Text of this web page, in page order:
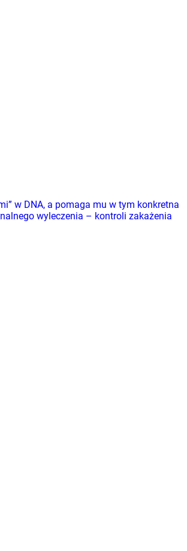
w DNA, a pomaga mu w tym konkretna
wyleczenia – kontroli zakażenia